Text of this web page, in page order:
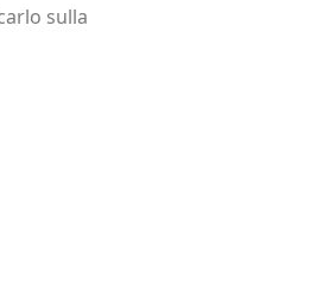
sulla